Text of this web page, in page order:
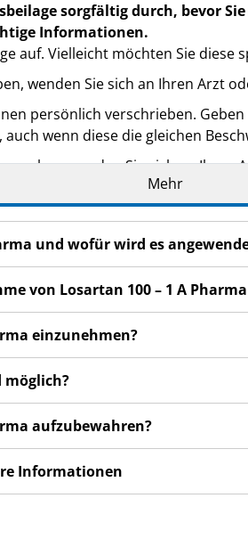
sorgfältig durch, bevor
Informationen.
auf. Vielleicht möchten Sie diese
wenden Sie sich an Ihren Arzt
persönlich verschrieben.
wenn diese die gleichen
wenden Sie sich an Ihren
dieser Packungsbeilage angegeben
Mehr
und wofür wird es
von Losartan 100 – 1 A
einzunehmen?
möglich?
aufzubewahren?
Informationen